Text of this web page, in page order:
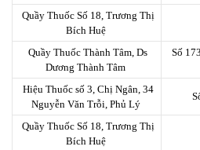
Quầy Thuốc Số 18, Trương Thị
Bích Huệ
Quầy Thuốc Thành Tâm, Ds
Dương Thành Tâm
Số
Hiệu Thuốc số 3, Chị Ngân, 34
Nguyễn Văn Trỗi, Phủ Lý
Quầy Thuốc Số 18, Trương Thị
Bích Huệ